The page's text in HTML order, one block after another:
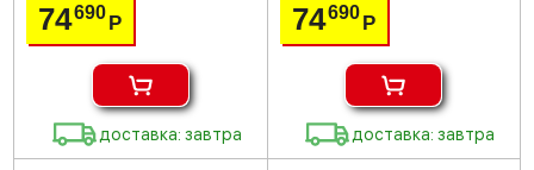
74690Р
доставка: завтра
74690 Р
доставка: завтра